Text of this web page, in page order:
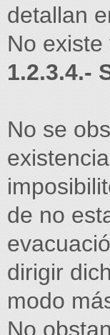
detallan
No
1.2.3.4.-
No se
de no
dirigir
modo
No